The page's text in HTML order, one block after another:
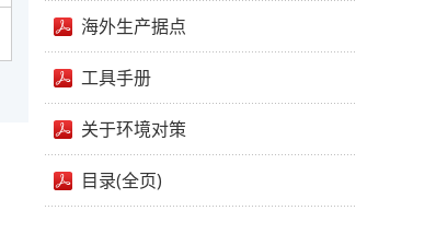
海外生产据点
工具手册
关于环境对策
目录(全页)